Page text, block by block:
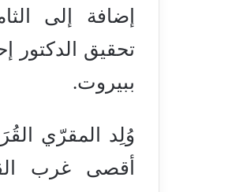
إضافة إلى
ببيروت.
وُلِد المقرّي